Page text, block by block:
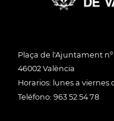
Plaça de l'Ajuntament nº
46002 València
Horarios: lunes a viernes
Teléfono: 963 52 54 78